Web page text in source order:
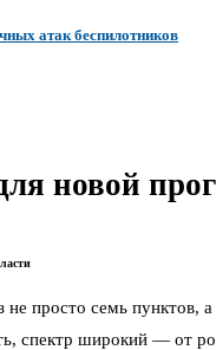
атак беспилотников
новой
просто семь пунктов,
спектр широкий — от